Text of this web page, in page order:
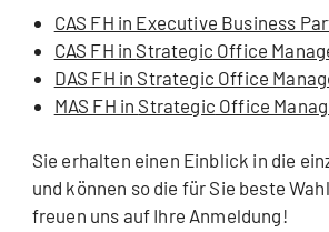
CAS FH in Executive Business
CAS FH in Strategic Office
DAS FH in Strategic Office
MAS FH in Strategic Office
Sie erhalten einen Einblick in die
und können so die für Sie beste
freuen uns auf Ihre Anmeldung!